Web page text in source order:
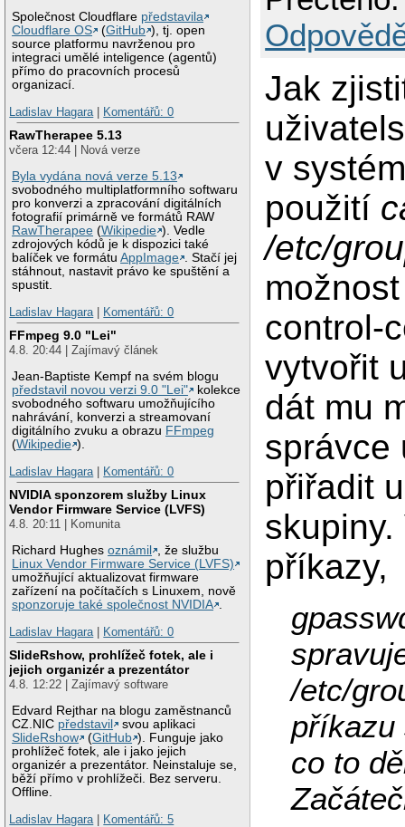
Společnost Cloudflare představila
Cloudflare OS
(GitHub ), tj. open
source platformu navrženou pro
integraci umělé inteligence (agentů)
přímo do pracovních procesů
organizací.
Ladislav Hagara
Komentářů: 0
RawTherapee 5.13
včera 12:44 | Nová verze
Byla vydána nová verze 5.13
svobodného multiplatformního softwaru
pro konverzi a zpracování digitálních
fotografií primárně ve formátů RAW
RawTherapee (Wikipedie ). Vedle
zdrojových kódů je k dispozici také
balíček ve formátuAppImage . Stačí jej
stáhnout, nastavit právo ke spuštění a
spustit.
Ladislav Hagara
Komentářů: 0
FFmpeg 9.0 "Lei"
4.8. 20:44 | Zajímavý článek
Jean-Baptiste Kempf na svém blogu
představil novou verzi 9.0 "Lei"
kolekce
svobodného softwaru umožňujícího
nahrávání, konverzi a streamovaní
digitálního zvuku a obrazu FFmpeg
(Wikipedie ).
Ladislav Hagara
Komentářů: 0
NVIDIA sponzorem služby Linux
Vendor Firmware Service (LVFS)
4.8. 20:11 | Komunita
Richard Hughesoznámil
, že službu
Linux Vendor Firmware Service (LVFS)
umožňující aktualizovat firmware
zařízení na počítačích s Linuxem, nově
sponzoruje také společnost NVIDIA .
Ladislav Hagara | Komentářů: 0
SlideRshow, prohlížeč fotek, ale i
jejich organizér a prezentátor
4.8. 12:22 | Zajímavý software
Edvard Rejthar na blogu zaměstnanců
CZ.NIC představil
svou aplikaci
SlideRshow
(GitHub ). Funguje jako
prohlížeč fotek, ale i jako jejich
organizér a prezentátor. Neinstaluje se,
běží přímo v prohlížeči. Bez serveru.
Offline.
Ladislav Hagara | Komentářů: 5
Jak
v
použití
/etc/
control-
vytvořit
dát mu
správce
přiřadit
skupiny.
příkazy,
/etc/
příkazu
co to